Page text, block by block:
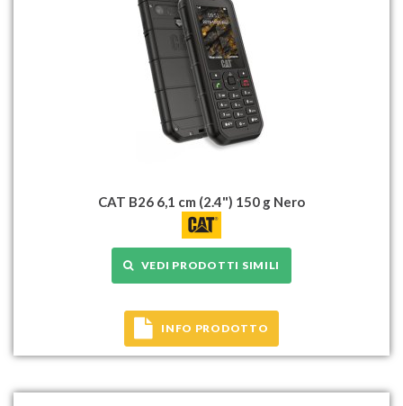
CAT B26 6,1 cm (2.4") 150 g Nero
VEDI PRODOTTI SIMILI
INFO PRODOTTO